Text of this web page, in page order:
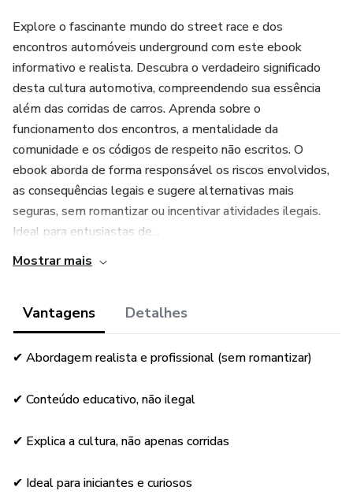
Explore o fascinante mundo do street race e dos
encontros automóveis underground com este ebook
informativo e realista. Descubra o verdadeiro significado
desta cultura automotiva, compreendendo sua essência
além das corridas de carros. Aprenda sobre o
funcionamento dos encontros, a mentalidade da
comunidade e os códigos de respeito não escritos. O
ebook aborda de forma responsável os riscos envolvidos,
as consequências legais e sugere alternativas mais
seguras, sem romantizar ou incentivar atividades ilegais.
Ideal para entusiastas de...
Mostrar mais
Vantagens Detalhes
✔ Abordagem realista e profissional (sem romantizar)
✔ Conteúdo educativo, não ilegal
✔ Explica a cultura, não apenas corridas
✔ Ideal para iniciantes e curiosos